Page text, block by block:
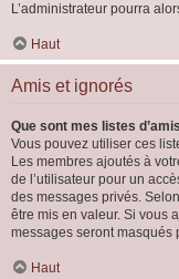
L’administrateur pourra
Haut
Amis et ignorés
Que sont mes listes
Vous pouvez utiliser ces
Les membres ajoutés à
de l’utilisateur pour un
des messages privés.
être mis en valeur. Si vous
messages seront masqués
Haut